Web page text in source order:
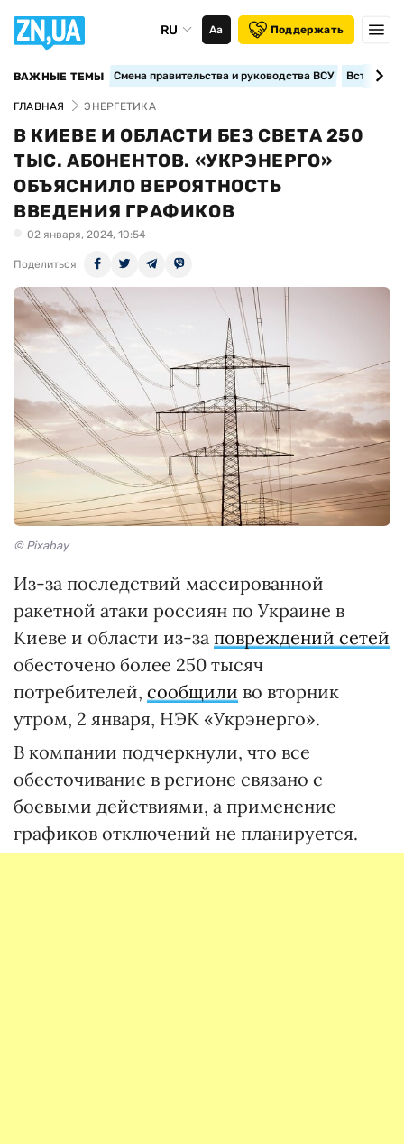
RU Аа Поддержать
ВАЖНЫЕ ТЕМЫ Смена правительства и руководства ВСУ
ГЛАВНАЯ ЭНЕРГЕТИКА
В КИЕВЕ И ОБЛАСТИ БЕЗ СВЕТА 250
ТЫС. АБОНЕНТОВ. «УКРЭНЕРГО»
ОБЪЯСНИЛО ВЕРОЯТНОСТЬ
ВВЕДЕНИЯ ГРАФИКОВ
02 января, 2024, 10:54
Поделиться
© Pixabay
Из-за последствий массированной
ракетной атаки россиян по Украине в
Киеве и области из-за повреждений сетей
обесточено более 250 тысяч
потребителей, сообщили во вторник
утром, 2 января, НЭК «Укрэнерго».
В компании подчеркнули, что все
обесточивание в регионе связано с
боевыми действиями, а применение
графиков отключений не планируется.